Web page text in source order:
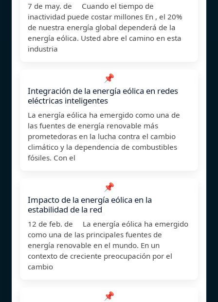
7 de may. de Cuando el tiempo de
inactividad puede costar millones En , el 20%
de nuestra energía global dependerá de la
energía eólica. Usted abre el camino en esta
industria
📌
Integración de la energía eólica en redes
eléctricas inteligentes
La energía eólica ha emergido como una de
las fuentes de energía renovable más
prometedoras en la lucha contra el cambio
climático y la dependencia de combustibles
fósiles. Con el
📌
Impacto de la energía eólica en la
estabilidad de la red
12 de feb. de La energía eólica ha emergido
como una de las principales fuentes de
energía renovable en el mundo. En un
contexto de creciente preocupación por el
cambio
📌